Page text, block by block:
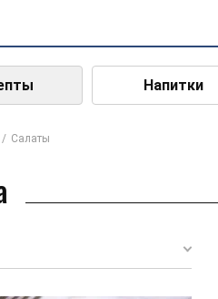
Напитки
Салаты